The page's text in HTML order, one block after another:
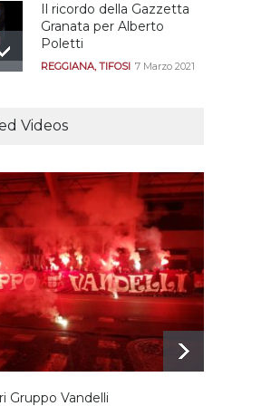
Il ricordo della Gazzetta
Granata per Alberto
Poletti
REGGIANA,TIFOSI 7 Marzo 2021
assistere agli allenamenti
Ecco le prove
dell’incongruenza delle
due sentenze
REGGIANA 15 Aprile 2021
Videos
Gruppo Vandelli